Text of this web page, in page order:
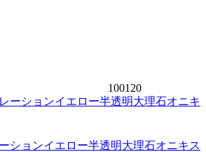
100120
ションイエロー半透明大理石オニキス